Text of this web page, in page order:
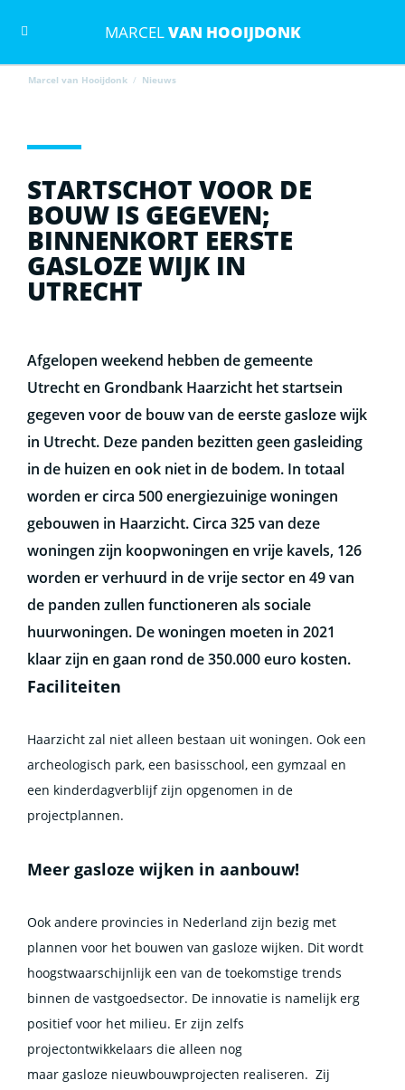
MARCELVAN HOOIJDONK
Marcel van Hooijdonk / Nieuws
STARTSCHOT VOOR DE
BOUW IS GEGEVEN;
BINNENKORT EERSTE
GASLOZE WIJK IN
UTRECHT
Afgelopen weekend hebben de gemeente
Utrecht en Grondbank Haarzicht het startsein
gegeven voor de bouw van de eerste gasloze wijk
in Utrecht. Deze panden bezitten geen gasleiding
in de huizen en ook niet in de bodem. In totaal
worden er circa 500 energiezuinige woningen
gebouwen in Haarzicht. Circa 325 van deze
woningen zijn koopwoningen en vrije kavels, 126
worden er verhuurd in de vrije sector en 49 van
de panden zullen functioneren als sociale
huurwoningen. De woningen moeten in 2021
klaar zijn en gaan rond de 350.000 euro kosten.
Faciliteiten
Haarzicht zal niet alleen bestaan uit woningen. Ook een
archeologisch park, een basisschool, een gymzaal en
een kinderdagverblijf zijn opgenomen in de
projectplannen.
Meer gasloze wijken in aanbouw!
Ook andere provincies in Nederland zijn bezig met
plannen voor het bouwen van gasloze wijken. Dit wordt
hoogstwaarschijnlijk een van de toekomstige trends
binnen de vastgoedsector. De innovatie is namelijk erg
positief voor het milieu. Er zijn zelfs
projectontwikkelaars die alleen nog
maar gasloze nieuwbouwprojecten realiseren. Zij